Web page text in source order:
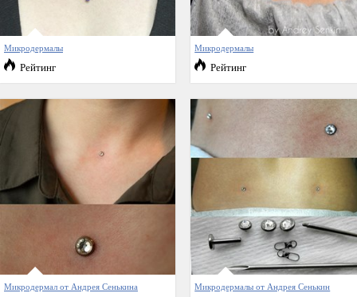
Микродермалы
Рейтинг
Микродермалы
Рейтинг
Микродермал от Андрея Сенькина Микродермалы от Андрея Сенькин